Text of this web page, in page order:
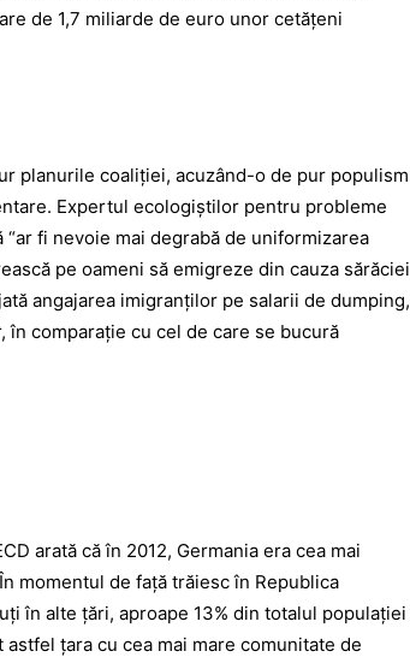
de 1,7 miliarde de euro unor cetăţeni
planurile coaliţiei, acuzând-o de pur populism
Expertul ecologiştilor pentru probleme
fi nevoie mai degrabă de uniformizarea
pe oameni să emigreze din cauza sărăciei
angajarea imigranţilor pe salarii de dumping,
comparaţie cu cel de care se bucură
arată că în 2012, Germania era cea mai
momentul de faţă trăiesc în Republica
în alte ţări, aproape 13% din totalul populaţiei
ţara cu cea mai mare comunitate de